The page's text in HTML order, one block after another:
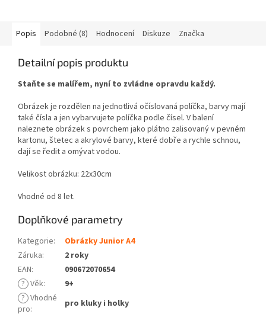
Popis Podobné (8) Hodnocení Diskuze Značka
Detailní popis produktu
Staňte se malířem, nyní to zvládne opravdu každý.
Obrázek je rozdělen na jednotlivá očíslovaná políčka, barvy mají
také čísla a jen vybarvujete políčka podle čísel. V balení
naleznete obrázek s povrchem jako plátno zalisovaný v pevném
kartonu, štetec a akrylové barvy, které dobře a rychle schnou,
dají se ředit a omývat vodou.
Velikost obrázku: 22x30cm
Vhodné od 8 let.
Doplňkové parametry
Kategorie:
Obrázky Junior A4
Záruka:
2 roky
EAN:
090672070654
? Věk:
9+
? Vhodné
pro:
pro kluky i holky